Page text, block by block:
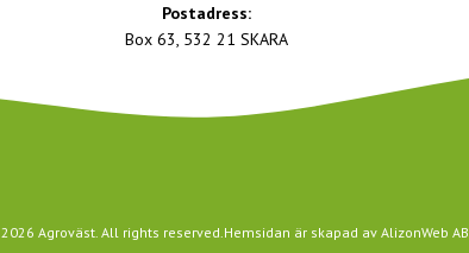
Postadress:
Box 63, 532 21 SKARA
2026 Agroväst. All rights reserved. Hemsidan är skapad av AlizonWeb AB